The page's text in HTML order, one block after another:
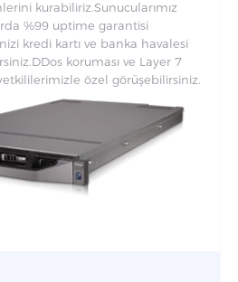
kurabiliriz.Sunucularımız
%99 uptime garantisi
kredi kartı ve banka havalesi
koruması ve Layer 7
özel görüşebilirsiniz.